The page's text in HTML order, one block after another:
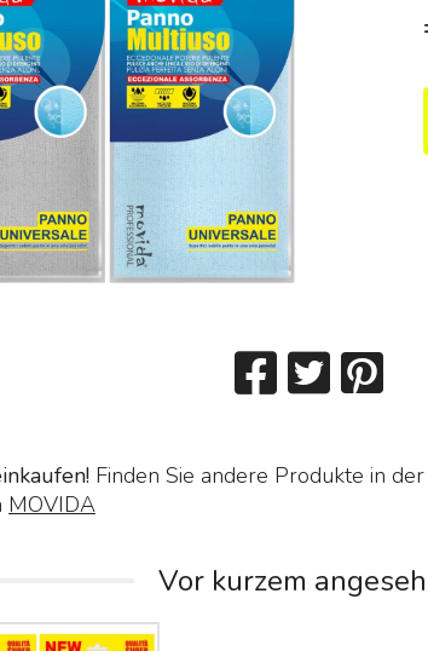
Finden Sie andere Produkte in
MOVIDA
Vor kurzem